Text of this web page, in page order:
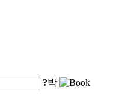
?박